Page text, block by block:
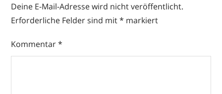
Deine E-Mail-Adresse wird nicht veröffentlicht.
Erforderliche Felder sind mit* markiert
Kommentar*